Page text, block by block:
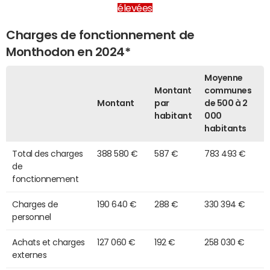
élevées
Charges de fonctionnement de
Monthodon en 2024*
Montant
Montant
par
habitant
Moyenne
communes
de 500 à 2
000
habitants
Total des charges
de
fonctionnement
388 580 € 587 € 783 493 €
Charges de
personnel
190 640 € 288 € 330 394 €
Achats et charges
externes
127 060 € 192 € 258 030 €